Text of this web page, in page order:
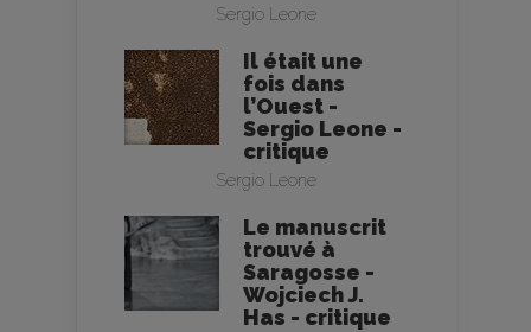
Sergio Leone
Il était une
fois dans
l’Ouest -
Sergio Leone -
critique
Sergio Leone
Le manuscrit
trouvé à
Saragosse -
Wojciech J.
Has - critique